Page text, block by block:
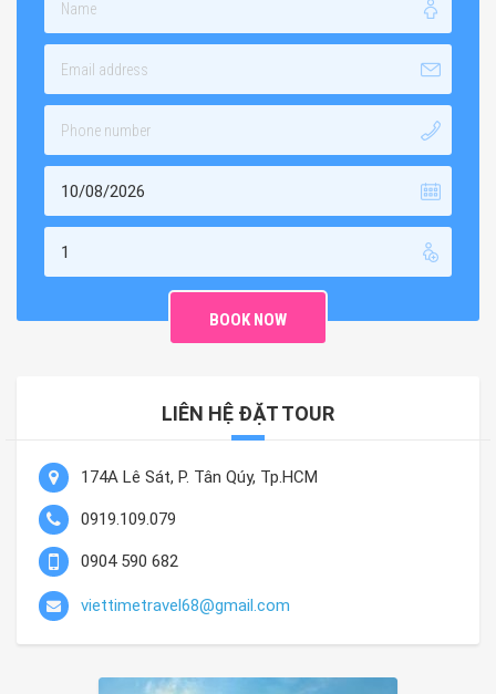
LIÊN HỆ ĐẶT TOUR
174A Lê Sát, P. Tân Qúy, Tp.HCM
0919.109.079
0904 590 682
viettimetravel68@gmail.com